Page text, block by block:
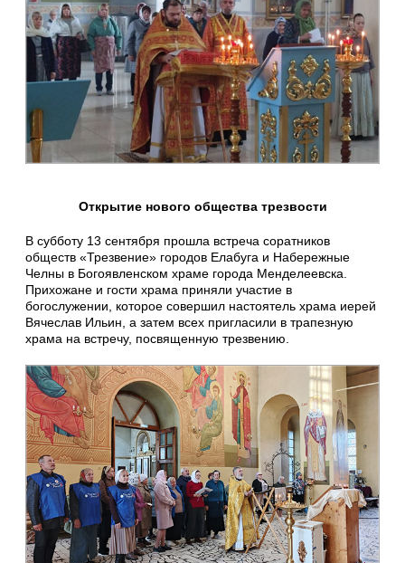
Открытие нового общества трезвости
В субботу 13 сентября прошла встреча соратников
обществ «Трезвение» городов Елабуга и Набережные
Челны в Богоявленском храме города Менделеевска.
Прихожане и гости храма приняли участие в
богослужении, которое совершил настоятель храма иерей
Вячеслав Ильин, а затем всех пригласили в трапезную
храма на встречу, посвященную трезвению.